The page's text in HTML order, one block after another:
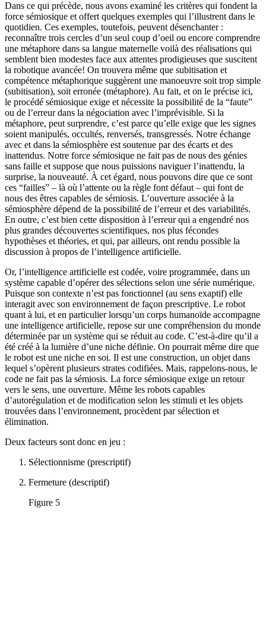
Dans ce qui précède, nous avons examiné les critères qui fondent la
force sémiosique et offert quelques exemples qui l’illustrent dans le
quotidien. Ces exemples, toutefois, peuvent désenchanter :
reconnaître trois cercles d’un seul coup d’oeil ou encore comprendre
une métaphore dans sa langue maternelle voilà des réalisations qui
semblent bien modestes face aux attentes prodigieuses que suscitent
la robotique avancée! On trouvera même que subitisation et
compétence métaphorique suggèrent une manoeuvre soit trop simple
(subitisation), soit erronée (métaphore). Au fait, et on le précise ici,
le procédé sémiosique exige et nécessite la possibilité de la “faute”
ou de l’erreur dans la négociation avec l’imprévisible. Si la
métaphore, peut surprendre, c’est parce qu’elle exige que les signes
soient manipulés, occultés, renversés, transgressés. Notre échange
avec et dans la sémiosphère est soutenue par des écarts et des
inattendus. Notre force sémiosique ne fait pas de nous des génies
sans faille et suppose que nous puissions naviguer l’inattendu, la
surprise, la nouveauté. À cet égard, nous pouvons dire que ce sont
ces “failles” – là où l’attente ou la règle font défaut – qui font de
nous des êtres capables de sémiosis. L’ouverture associée à la
sémiosphère dépend de la possibilité de l’erreur et des variabilités.
En outre, c’est bien cette disposition à l’erreur qui a engendré nos
plus grandes découvertes scientifiques, nos plus fécondes
hypothèses et théories, et qui, par ailleurs, ont rendu possible la
discussion à propos de l’intelligence artificielle.
Or, l’intelligence artificielle est codée, voire programmée, dans un
système capable d’opérer des sélections selon une série numérique.
Puisque son contexte n’est pas fonctionnel (au sens exaptif) elle
interagit avec son environnement de façon prescriptive. Le robot
quant à lui, et en particulier lorsqu’un corps humanoïde accompagne
une intelligence artificielle, repose sur une compréhension du monde
déterminée par un système qui se réduit au code. C’est-à-dire qu’il a
été créé à la lumière d’une niche définie. On pourrait même dire que
le robot est une niche en soi. Il est une construction, un objet dans
lequel s’opèrent plusieurs strates codifiées. Mais, rappelons-nous, le
code ne fait pas la sémiosis. La force sémiosique exige un retour
vers le sens, une ouverture. Même les robots capables
d’autorégulation et de modification selon les stimuli et les objets
trouvées dans l’environnement, procèdent par sélection et
élimination.
Deux facteurs sont donc en jeu :
Sélectionnisme (prescriptif)
Fermeture (descriptif)
Figure 5